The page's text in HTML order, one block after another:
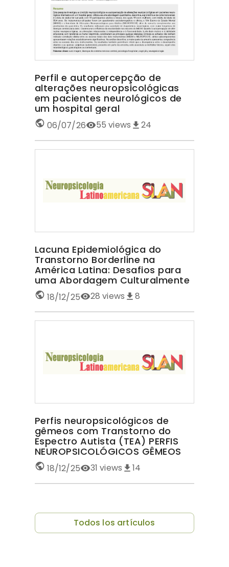
Perfil e autopercepção de
alterações neuropsicológicas
em pacientes neurológicos de
um hospital geral
06/07/26 55 views 24
Lacuna Epidemiológica do
Transtorno Borderline na
América Latina: Desafios para
uma Abordagem Culturalmente
Sensível TRANSTORNO
BORDERLINE NA AMÉRICA LATINA
18/12/25 28 views 8
Perfis neuropsicológicos de
gêmeos com Transtorno do
Espectro Autista (TEA) PERFIS
NEUROPSICOLÓGICOS GÊMEOS
COM TEA
18/12/25 31 views 14
Todos los artículos